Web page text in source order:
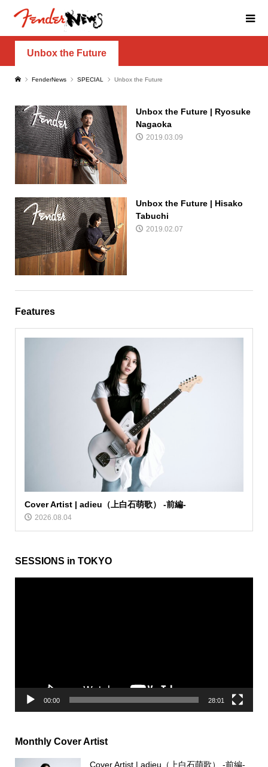
Unbox the Future
FenderNews SPECIAL Unbox the Future
Unbox the Future | Ryosuke
Nagaoka
2019.03.09
Unbox the Future | Hisako
Tabuchi
2019.02.07
Features
Cover Artist | adieu（上白石萌歌） -前編-
2026.08.04
SESSIONS in TOKYO
00:00 28:01
Monthly Cover Artist
Cover Artist | adieu（上白石萌歌） -前編-